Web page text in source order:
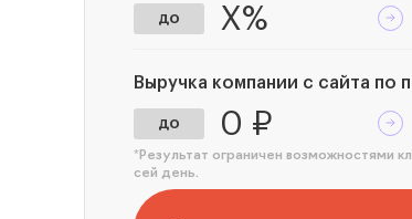
до X%
Выручка компании с сайта по
до 0 ₽
*Результат ограничен возможностями
сей день.